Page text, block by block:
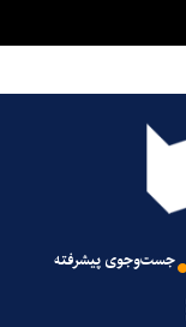
جست‌وجوی پیشرفته